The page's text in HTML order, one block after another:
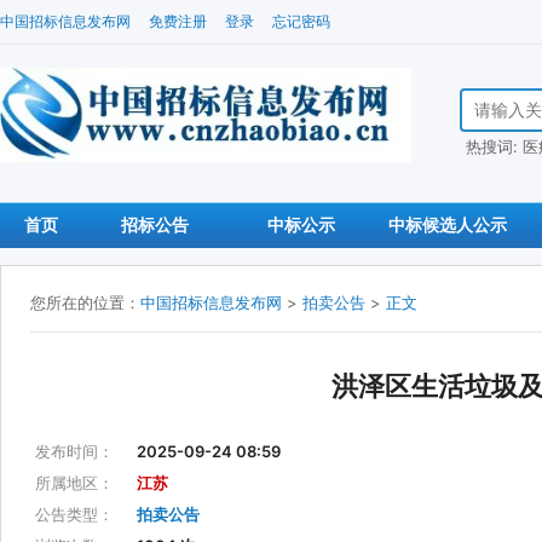
中国招标信息发布网 免费注册 登录 忘记密码
搜索招标信
热搜词:
首页 招标公告 中标公示 中标候选人公示
您所在的位置： 中国招标信息发布网 > 拍卖公告 > 正文
洪泽区生活垃圾
发布时间：
2025-09-24 08:59
所属地区：
江苏
公告类型：
拍卖公告